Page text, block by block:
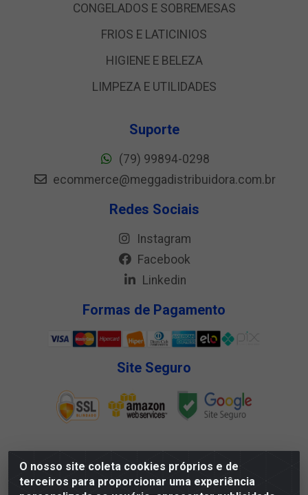
O nosso site coleta cookies próprios e de
terceiros para proporcionar uma experiência
CONGELADOS E SOBREMESAS
FRIOS E LATICINIOS
HIGIENE E BELEZA
LIMPEZA E UTILIDADES
Suporte
(79) 99894-0298
ecommerce@meggadistribuidora.com.br
Redes Sociais
Instagram
Facebook
Linkedin
Formas de Pagamento
Site Seguro
Megga Distribuidora LTDA - Rua Deputado Jesse Ferreira
Trindade, 1328 - Matadouro, Propriá/SE - CEP 49.900-000 -